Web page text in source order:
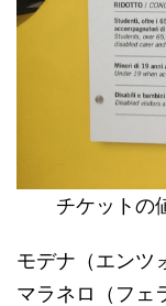
チケットの値
モデナ（エン
マラネロ（フェ